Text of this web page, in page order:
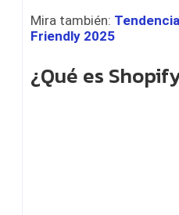
Mira también:
Friendly 2025
¿Qué es